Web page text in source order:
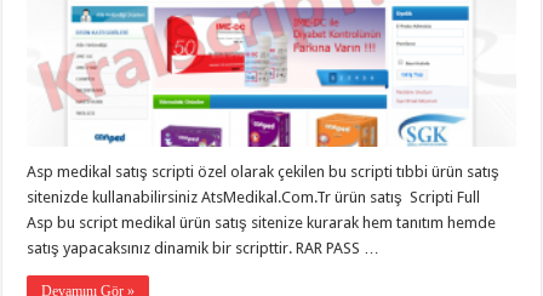
taşımacılık,
gaziantep
gaziantep
evden
taşımacılık,
gaziantep
taşımacılık,
gaziantep
Asp medikal satış scripti özel olarak çekilen bu scripti tıbbi ürün satış
sitenizde kullanabilirsiniz AtsMedikal.Com.Tr ürün satış Scripti Full
Asp bu script medikal ürün satış sitenize kurarak hem tanıtım hemde
satış yapacaksınız dinamik bir scripttir. RAR PASS …
Devamını Gör »